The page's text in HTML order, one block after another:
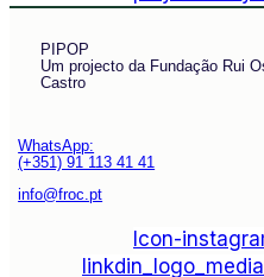
PIPOP
Um projecto da Fundação Rui
Castro
WhatsApp:
(+351) 91 113 41 41
info@froc.pt
Icon-